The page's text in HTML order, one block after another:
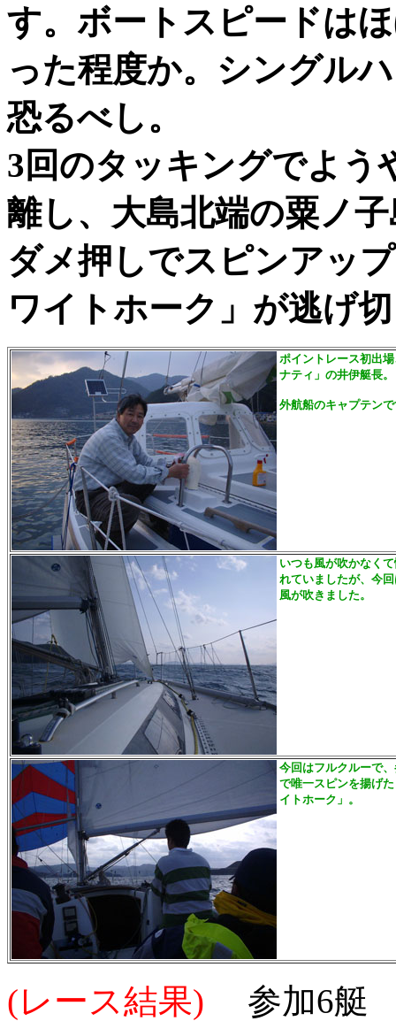
す。ボートスピードは
った程度か。シングル
恐るべし。
3回のタッキングでよう
離し、大島北端の粟ノ
ダメ押しでスピンアッ
ワイトホーク」が逃げ
ポイントレース初出
ナティ」の井伊艇長。
外航船のキャプテン
いつも風が吹かなく
れていましたが、今
風が吹きました。
今回はフルクルーで
で唯一スピンを揚げ
イトホーク」。
(レース結果) 参加6艇